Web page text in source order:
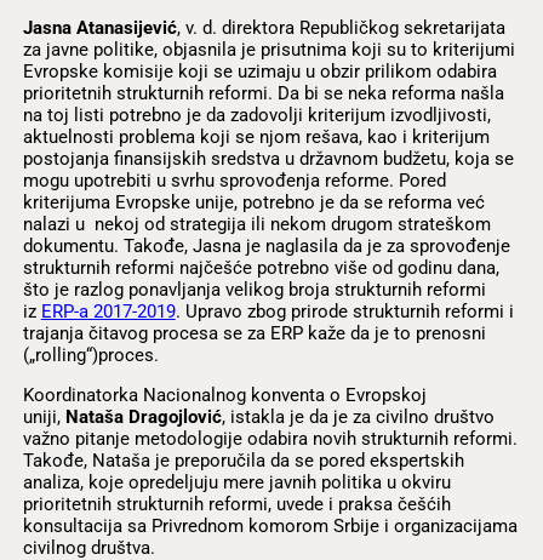
Jasna Atanasijević, v. d. direktora Republičkog sekretarijata
za javne politike, objasnila je prisutnima koji su to kriterijumi
Evropske komisije koji se uzimaju u obzir prilikom odabira
prioritetnih strukturnih reformi. Da bi se neka reforma našla
na toj listi potrebno je da zadovolji kriterijum izvodljivosti,
aktuelnosti problema koji se njom rešava, kao i kriterijum
postojanja finansijskih sredstva u državnom budžetu, koja se
mogu upotrebiti u svrhu sprovođenja reforme. Pored
kriterijuma Evropske unije, potrebno je da se reforma već
nalazi u nekoj od strategija ili nekom drugom strateškom
dokumentu. Takođe, Jasna je naglasila da je za sprovođenje
strukturnih reformi najčešće potrebno više od godinu dana,
što je razlog ponavljanja velikog broja strukturnih reformi
iz ERP-a 2017-2019. Upravo zbog prirode strukturnih reformi i
trajanja čitavog procesa se za ERP kaže da je to prenosni
(„rolling“)proces.
Koordinatorka Nacionalnog konventa o Evropskoj
uniji, Nataša Dragojlović, istakla je da je za civilno društvo
važno pitanje metodologije odabira novih strukturnih reformi.
Takođe, Nataša je preporučila da se pored ekspertskih
analiza, koje opredeljuju mere javnih politika u okviru
prioritetnih strukturnih reformi, uvede i praksa češćih
konsultacija sa Privrednom komorom Srbije i organizacijama
civilnog društva.